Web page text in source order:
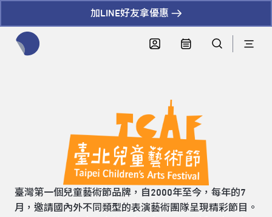
加LINE好友拿優惠
臺灣第一個兒童藝術節品牌，自2000年至今，每年的7
月，邀請國內外不同類型的表演藝術團隊呈現精彩節目。